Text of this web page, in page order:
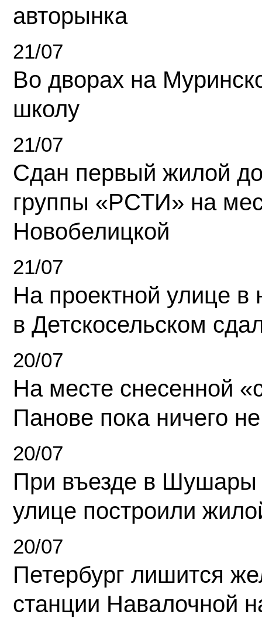
авторынка
21/07
Во дворах на
школу
21/07
Сдан первый жилой
группы «РСТИ» на
Новобелицкой
21/07
На проектной улице
в Детскосельском
20/07
На месте снесенной
Панове пока ничего
20/07
При въезде в Шушары
улице построили
20/07
Петербург лишится
станции Навалочной